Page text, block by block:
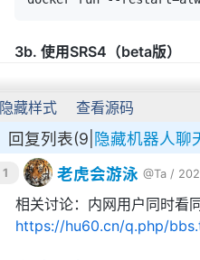
3b. 使用SRS4（beta版）
f
SRS控制面板：
推流服务器：rtmp://
4. 用ffmpeg中转推流
隐藏样式 查看源码
回复列表(9| 隐藏机器人聊
1 老虎会游泳 @Ta /
相关讨论：内网用户同时看
https://hu60.cn/q.php/